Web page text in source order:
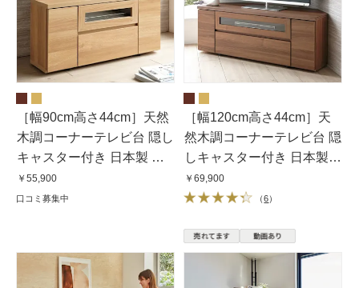
［幅90cm高さ44cm］天然
木調コーナーテレビ台 隠し
キャスター付き 日本製 完
成品
￥55,900
口コミ募集中
［幅120cm高さ44cm］天
然木調コーナーテレビ台 隠
しキャスター付き 日本製
完成品
￥69,900
（6）